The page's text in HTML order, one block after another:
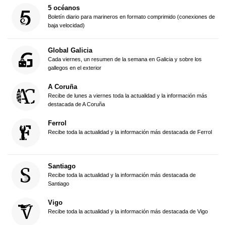
5 océanos
Boletín diario para marineros en formato comprimido (conexiones de
baja velocidad)
Global Galicia
Cada viernes, un resumen de la semana en Galicia y sobre los
gallegos en el exterior
A Coruña
Recibe de lunes a viernes toda la actualidad y la información más
destacada de A Coruña
Ferrol
Recibe toda la actualidad y la información más destacada de Ferrol
Santiago
Recibe toda la actualidad y la información más destacada de
Santiago
Vigo
Recibe toda la actualidad y la información más destacada de Vigo